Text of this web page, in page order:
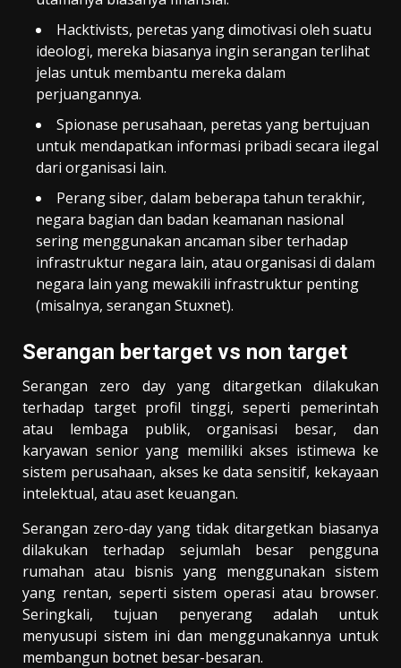
Hacktivists, peretas yang dimotivasi oleh suatu
ideologi, mereka biasanya ingin serangan terlihat
jelas untuk membantu mereka dalam
perjuangannya.
Spionase perusahaan, peretas yang bertujuan
untuk mendapatkan informasi pribadi secara ilegal
dari organisasi lain.
Perang siber, dalam beberapa tahun terakhir,
negara bagian dan badan keamanan nasional
sering menggunakan ancaman siber terhadap
infrastruktur negara lain, atau organisasi di dalam
negara lain yang mewakili infrastruktur penting
(misalnya, serangan Stuxnet).
Serangan bertarget vs non target
Serangan zero day yang ditargetkan dilakukan
terhadap target profil tinggi, seperti pemerintah
atau lembaga publik, organisasi besar, dan
karyawan senior yang memiliki akses istimewa ke
sistem perusahaan, akses ke data sensitif, kekayaan
intelektual, atau aset keuangan.
Serangan zero-day yang tidak ditargetkan biasanya
dilakukan terhadap sejumlah besar pengguna
rumahan atau bisnis yang menggunakan sistem
yang rentan, seperti sistem operasi atau browser.
Seringkali, tujuan penyerang adalah untuk
menyusupi sistem ini dan menggunakannya untuk
membangun botnet besar-besaran.